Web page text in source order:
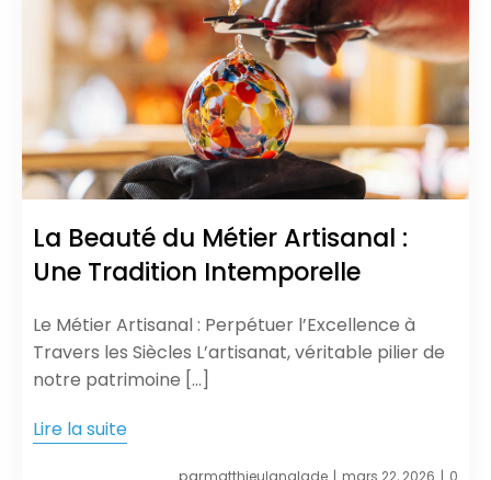
La Beauté du Métier Artisanal :
Une Tradition Intemporelle
Le Métier Artisanal : Perpétuer l’Excellence à
Travers les Siècles L’artisanat, véritable pilier de
notre patrimoine […]
Lire la suite
parmatthieulanglade mars 22, 2026 0